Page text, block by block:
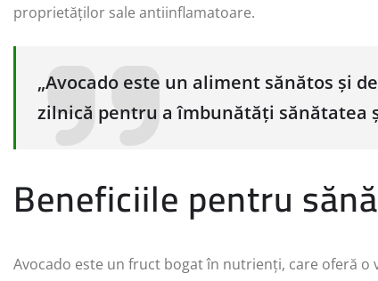
proprietăților sale antiinflamatoare.
„Avocado este un aliment sănătos și
zilnică pentru a îmbunătăți sănătatea
Beneficiile pentru
Avocado este un fruct bogat în nutrienți, care oferă